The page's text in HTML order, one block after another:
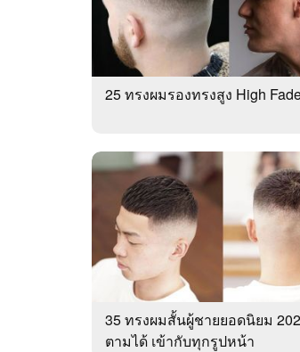
25 ทรงผมรองทรงสูง High
35 ทรงผมสั้นผู้ชายยอดนิยม
ตามได้ เข้ากับทุกรูปหน้า